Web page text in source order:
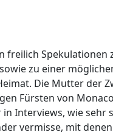
freilich Spekulationen
zu einer
Die Mutter der
Fürsten von
Interviews, wie sehr
vermisse, mit